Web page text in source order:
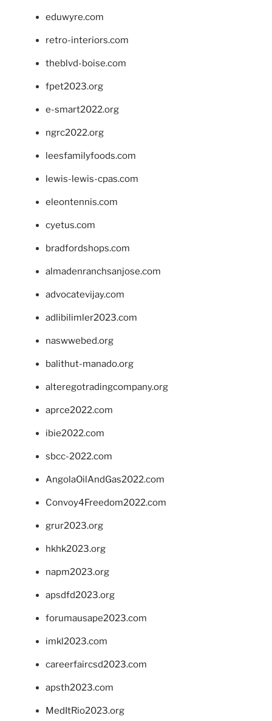
eduwyre.com
retro-interiors.com
theblvd-boise.com
fpet2023.org
e-smart2022.org
ngrc2022.org
leesfamilyfoods.com
lewis-lewis-cpas.com
eleontennis.com
cyetus.com
bradfordshops.com
almadenranchsanjose.com
advocatevijay.com
adlibilimler2023.com
naswwebed.org
balithut-manado.org
alteregotradingcompany.org
aprce2022.com
ibie2022.com
sbcc-2022.com
AngolaOilAndGas2022.com
Convoy4Freedom2022.com
grur2023.org
hkhk2023.org
napm2023.org
apsdfd2023.org
forumausape2023.com
imkl2023.com
careerfaircsd2023.com
apsth2023.com
MedItRio2023.org